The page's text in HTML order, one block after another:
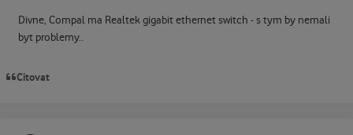
Divne, Compal ma Realtek gigabit ethernet switch - s tym by nemali
byt problemy..
Citovat